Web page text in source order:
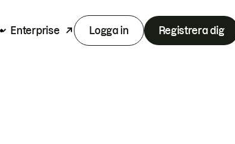
Enterprise Logga in Registrera dig